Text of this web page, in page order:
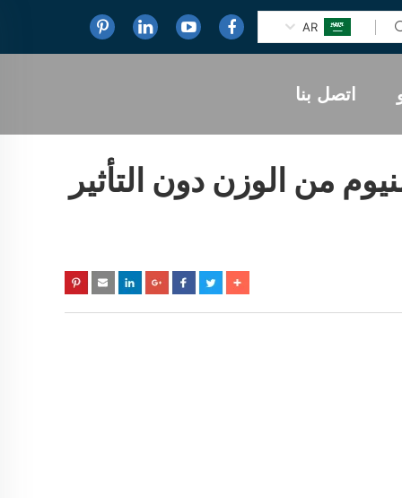
AR
اتصل بنا
من الوزن دون التأثير